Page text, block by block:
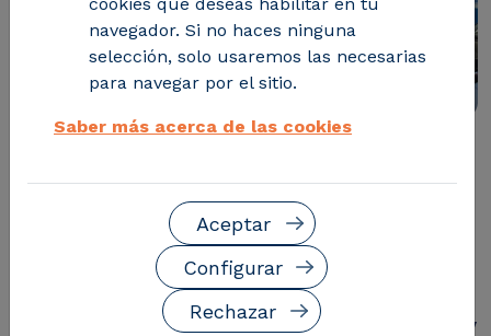
vehículos eléctricos
, que podría marcar las pautas
de las futuras “electrolineras” en todo el mundo. Este
trabajo forma parte del proyecto nacional SIRVE –
Sistema Integrado para la Recarga de Vehículo
Eléctrico-, financiado por elMinisterio de Economía y
navegador. Si no haces ninguna
selección, solo usaremos las necesarias
para navegar por el sitio.
Saber más acerca de las cookies
Rechazar
Configurar
Aceptar